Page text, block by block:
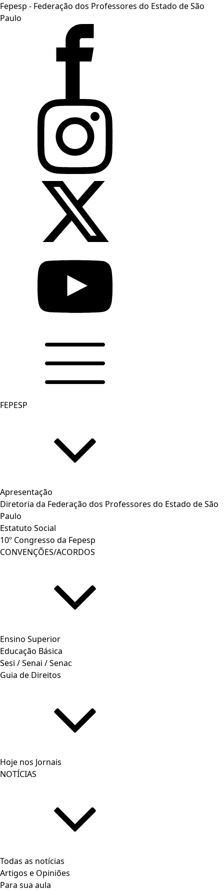
Fepesp - Federação dos Professores do Estado de São
Paulo
FEPESP
Apresentação
Diretoria da Federação dos Professores do Estado de São
Paulo
Estatuto Social
10º Congresso da Fepesp
CONVENÇÕES/ACORDOS
Ensino Superior
Educação Básica
Sesi / Senai / Senac
Guia de Direitos
Hoje nos Jornais
NOTÍCIAS
Todas as notícias
Artigos e Opiniões
Para sua aula